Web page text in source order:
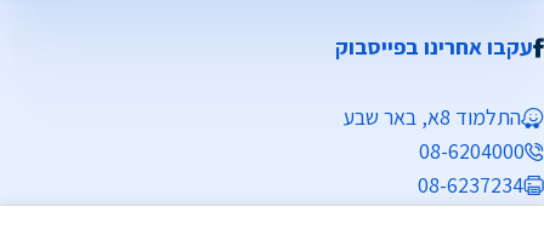
עקבו אחרינו בפייסבוק
התלמוד 8א, באר שבע
08-6204000
08-6237234